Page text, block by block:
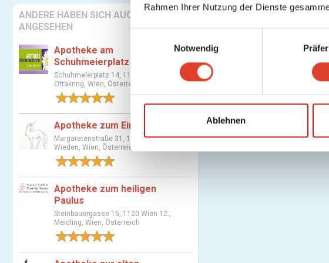
Rahmen Ihrer Nutzung der Dienste
g
n
g
a
w
Notwendig
Ablehnen
ANDERE HABEN SICH AUCH
ANGESEHEN
Apotheke am
Schuhmeierplatz
Schuhmeierplatz 14, 1160 Wien 16.,
Ottakring, Wien, Österreich
Apotheke zum Einhorn
Margaretenstraße 31, 1040 Wien 4.,
Wieden, Wien, Österreich
Apotheke zum heiligen
Paulus
Steinbauergasse 15, 1120 Wien 12.,
Meidling, Wien, Österreich